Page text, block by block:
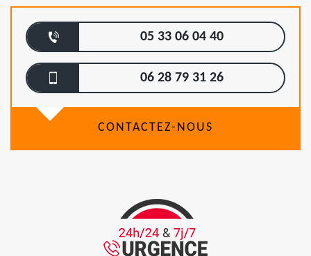
05 33 06 04 40
06 28 79 31 26
CONTACTEZ-NOUS